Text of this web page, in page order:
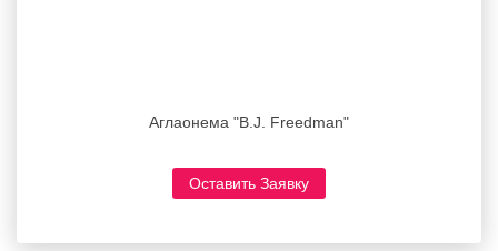
Аглаонема "B.J. Freedman"
Оставить Заявку